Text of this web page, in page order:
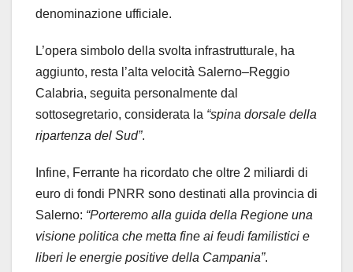
denominazione ufficiale.
L’opera simbolo della svolta infrastrutturale, ha
aggiunto, resta l’alta velocità Salerno–Reggio
Calabria, seguita personalmente dal
sottosegretario, considerata la “spina dorsale della
ripartenza del Sud”.
Infine, Ferrante ha ricordato che oltre 2 miliardi di
euro di fondi PNRR sono destinati alla provincia di
Salerno: “Porteremo alla guida della Regione una
visione politica che metta fine ai feudi familistici e
liberi le energie positive della Campania”.